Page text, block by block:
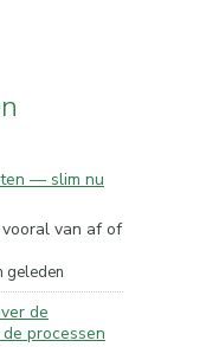
— slim nu
van af of
geleden
de
processen